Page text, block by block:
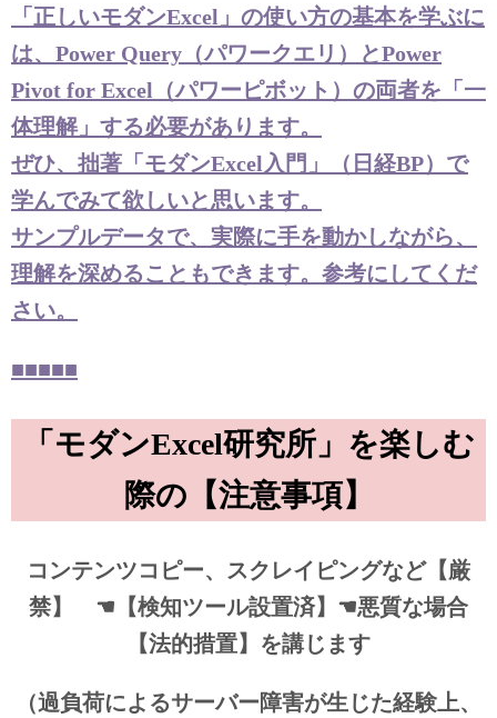
「正しいモダンExcel」の使い方の基本を学ぶに
は、Power Query（パワークエリ）とPower
Pivot for Excel（パワーピボット）の両者を「一
体理解」する必要があります。
ぜひ、拙著「モダンExcel入門」（日経BP）で
学んでみて欲しいと思います。
サンプルデータで、実際に手を動かしながら、
理解を深めることもできます。参考にしてくだ
さい。
■■■■■
「モダンExcel研究所」を楽しむ
際の【注意事項】
コンテンツコピー、スクレイピングなど【厳
禁】 ☚【検知ツール設置済】☚悪質な場合
【法的措置】を講じます
（過負荷によるサーバー障害が生じた経験上、